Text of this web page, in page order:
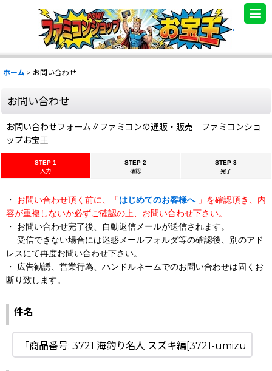
.
ホーム > お問い合わせ
お問い合わせ
お問い合わせフォーム∥ファミコンの通販・販売 ファミコンショ
ップお宝王
STEP 1
入力
STEP 2
確認
STEP 3
完了
・ お問い合わせ頂く前に、「はじめてのお客様へ 」を確認頂き、内
容が重複しないか必ずご確認の上、お問い合わせ下さい。
・ お問い合わせ完了後、自動返信メールが送信されます。
受信できない場合には迷惑メールフォルダ等の確認後、別のアド
レスにて再度お問い合わせ下さい。
・ 広告勧誘、営業行為、ハンドルネームでのお問い合わせは固くお
断り致します。
件名